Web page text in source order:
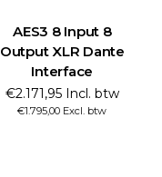
AES3 8 Input 8
Output XLR Dante
Interface
€2.171,95 Incl. btw
€1.795,00 Excl. btw